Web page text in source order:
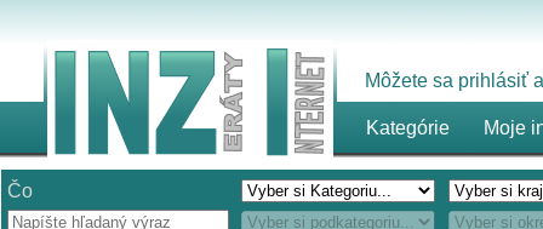
Môžete sa prihlásiť
Kategórie Moje
Čo